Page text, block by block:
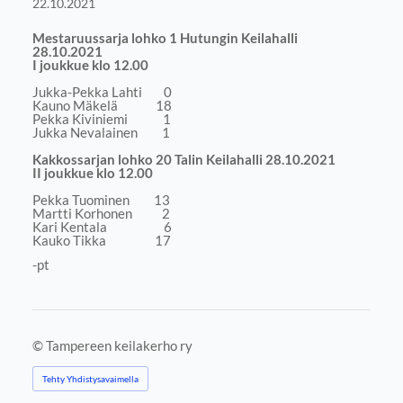
Mestaruussarja lohko 1 Hutungin Keilahalli
28.10.2021
I joukkue klo 12.00
Jukka-Pekka Lahti 0
Kauno Mäkelä 18
Pekka Kiviniemi 1
Jukka Nevalainen 1
Kakkossarjan lohko 20 Talin Keilahalli 28.10.2021
II joukkue klo 12.00
Pekka Tuominen 13
Martti Korhonen 2
Kari Kentala 6
Kauko Tikka 17
-pt
©Tampereen keilakerho ry
Tehty Yhdistysavaimella